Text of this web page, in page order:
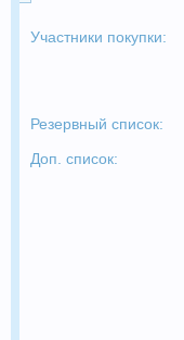
Участники покупки:
Резервный список:
Доп. список: